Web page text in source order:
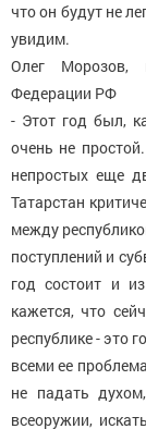
что он будут не
увидим.
Олег Морозов,
Федерации РФ
- Этот год был,
очень не
непростых еще
Татарстан
между
поступлений и
год состоит и
кажется, что
республике - это
всеми ее
не падать
всеоружии,